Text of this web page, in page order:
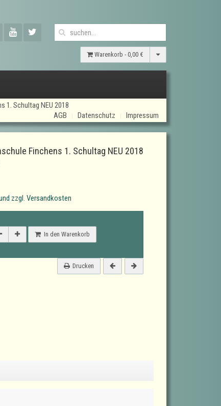
Warenkorb - 0,00 €
1. Schultag NEU 2018
AGB
Datenschutz Impressum
Finchens 1. Schultag NEU 2018
zzgl. Versandkosten
In den Warenkorb
Drucken